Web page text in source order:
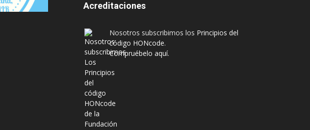
Acreditaciones
Nosotros subscribimos los Principios del
código HONcode.
Compruébelo aquí.